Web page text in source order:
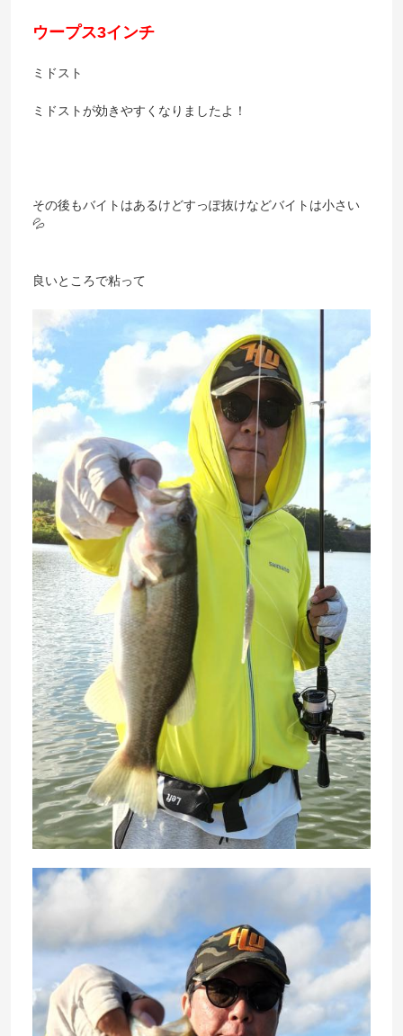
ウープス3インチ
ミドスト
ミドストが効きやすくなりましたよ！
その後もバイトはあるけどすっぽ抜けなどバイトは小さい
💦
良いところで粘って